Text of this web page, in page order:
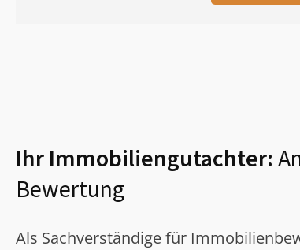
Ihr Immobiliengutachter:
Bewertung
Als Sachverständige für